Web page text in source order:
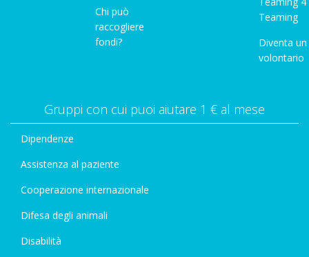
Chi può
raccogliere
fondi?
Teaming
Diventa un
volontario
Gruppi con cui puoi aiutare 1 € al mese
Dipendenze
Assistenza al paziente
Cooperazione internazionale
Difesa degli animali
Disabilità